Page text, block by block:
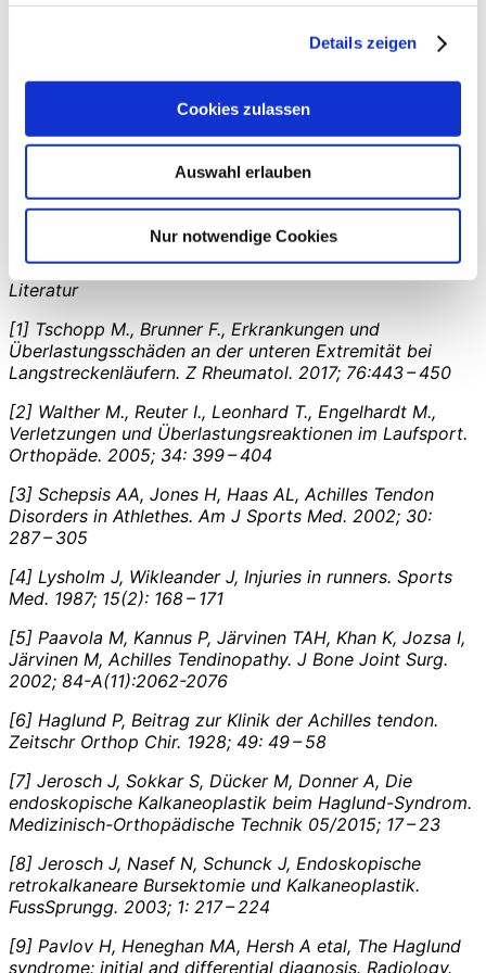
Details zeigen
Cookies zulassen
Auswahl erlauben
Nur notwendige Cookies
Die endoskopische Kalkaneoplastik ist eine gute
Alternative zur offenen Abtragung der Haglundexostose.
Wissenschaftliche Untersuchungen zeigen bessere
klinische Ergebnisse bei niedrigerer Komplikationsrate.
Deutlich verkürzte Rehabilitationszeiten sind
insbesondere für Sportler, aber auch Berufstätige, die
sich lange Ausfallzeiten nicht leisten können, eine
attraktive Behandlungsoption.
Literatur
[1] Tschopp M., Brunner F., Erkrankungen und
Überlastungsschäden an der unteren Extremität bei
Langstreckenläufern. Z Rheumatol. 2017; 76:443 – 450
[2] Walther M., Reuter I., Leonhard T., Engelhardt M.,
Verletzungen und Überlastungsreaktionen im Laufsport.
Orthopäde. 2005; 34: 399 – 404
[3] Schepsis AA, Jones H, Haas AL, Achilles Tendon
Disorders in Athlethes. Am J Sports Med. 2002; 30:
287 – 305
[4] Lysholm J, Wikleander J, Injuries in runners. Sports
Med. 1987; 15(2): 168 – 171
[5] Paavola M, Kannus P, Järvinen TAH, Khan K, Jozsa I,
Järvinen M, Achilles Tendinopathy. J Bone Joint Surg.
2002; 84-A(11):2062-2076
[6] Haglund P, Beitrag zur Klinik der Achilles tendon.
Zeitschr Orthop Chir. 1928; 49: 49 – 58
[7] Jerosch J, Sokkar S, Dücker M, Donner A, Die
endoskopische Kalkaneoplastik beim Haglund-Syndrom.
Medizinisch-Orthopädische Technik 05/2015; 17 – 23
[8] Jerosch J, Nasef N, Schunck J, Endoskopische
retrokalkaneare Bursektomie und Kalkaneoplastik.
FussSprungg. 2003; 1: 217 – 224
[9] Pavlov H, Heneghan MA, Hersh A etal, The Haglund
syndrome: initial and differential diagnosis. Radiology.